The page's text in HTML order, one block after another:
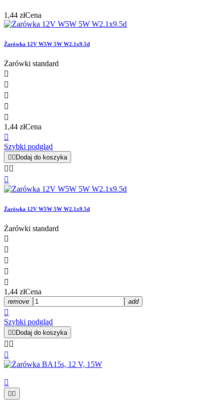
1,44 złCena
Żarówka 12V W5W 5W W2.1x9.5d
Żarówki standard





1,44 złCena

Szybki podgląd
  Dodaj do koszyka
 

Żarówka 12V W5W 5W W2.1x9.5d
Żarówki standard





1,44 złCena
remove add

Szybki podgląd
  Dodaj do koszyka
 


 